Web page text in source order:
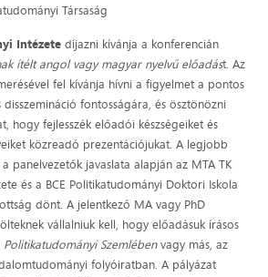
Társaság
Intézete díjazni kívánja a konferencián
ítélt angol vagy magyar nyelvű előadást. Az
fel kívánja hívni a figyelmet a pontos
fontosságára, és ösztönözni
hogy fejlesszék előadói készségeiket és
közreadó prezentációjukat. A legjobb
panelvezetők javaslata alapján az MTA TK
és a BCE Politikatudományi Doktori Iskola
dönt. A jelentkező MA vagy PhD
vállalniuk kell, hogy előadásuk írásos
Politikatudományi Szemlébenvagy más, az
folyóiratban. A pályázat